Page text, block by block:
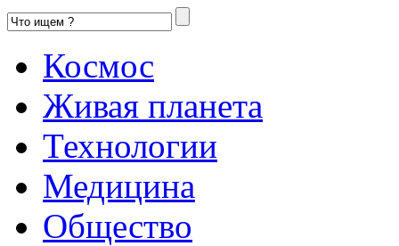
Космос
Живая планета
Технологии
Медицина
Общество